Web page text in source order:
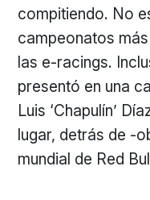
compitiendo. No
campeonatos
las e-racings.
presentó en una
Luis ‘Chapulín’
lugar, detrás de -
mundial de Red